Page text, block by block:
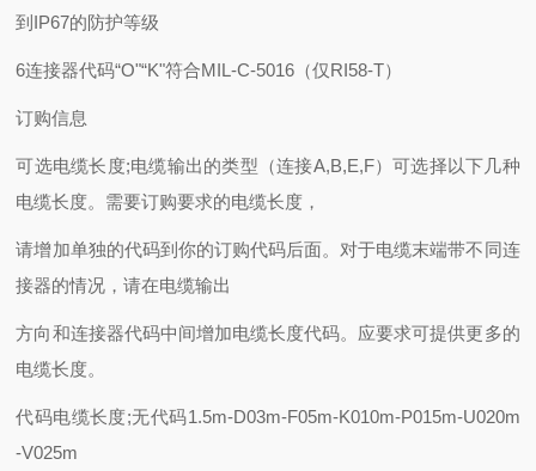
到IP67的防护等级
6连接器代码“O"“K"符合MIL-C-5016（仅RI58-T）
订购信息
可选电缆长度;电缆输出的类型（连接A,B,E,F）可选择以下几种
电缆长度。需要订购要求的电缆长度，
请增加单独的代码到你的订购代码后面。对于电缆末端带不同连
接器的情况，请在电缆输出
方向和连接器代码中间增加电缆长度代码。应要求可提供更多的
电缆长度。
代码电缆长度;无代码1.5m-D03m-F05m-K010m-P015m-U020m
-V025m